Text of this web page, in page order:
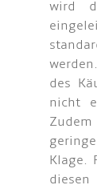
wird
des
nicht
Klage.